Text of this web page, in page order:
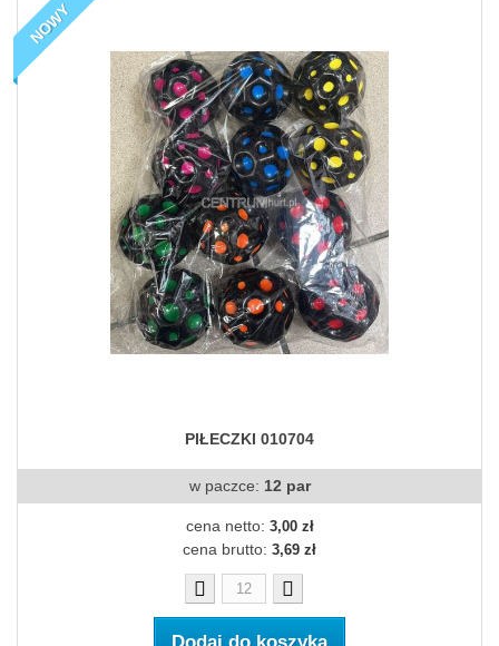
NOWY
PIŁECZKI 010704
w paczce: 12 par
cena netto: 3,00 zł
cena brutto: 3,69 zł